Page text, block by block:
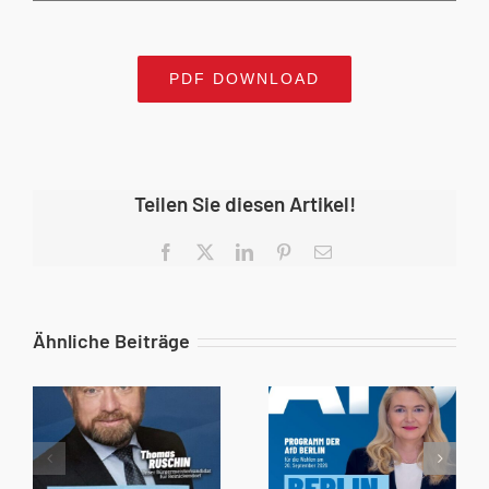
PDF DOWNLOAD
Teilen Sie diesen Artikel!
Facebook LinkedInPinterest
E-
Ähnliche Beiträge